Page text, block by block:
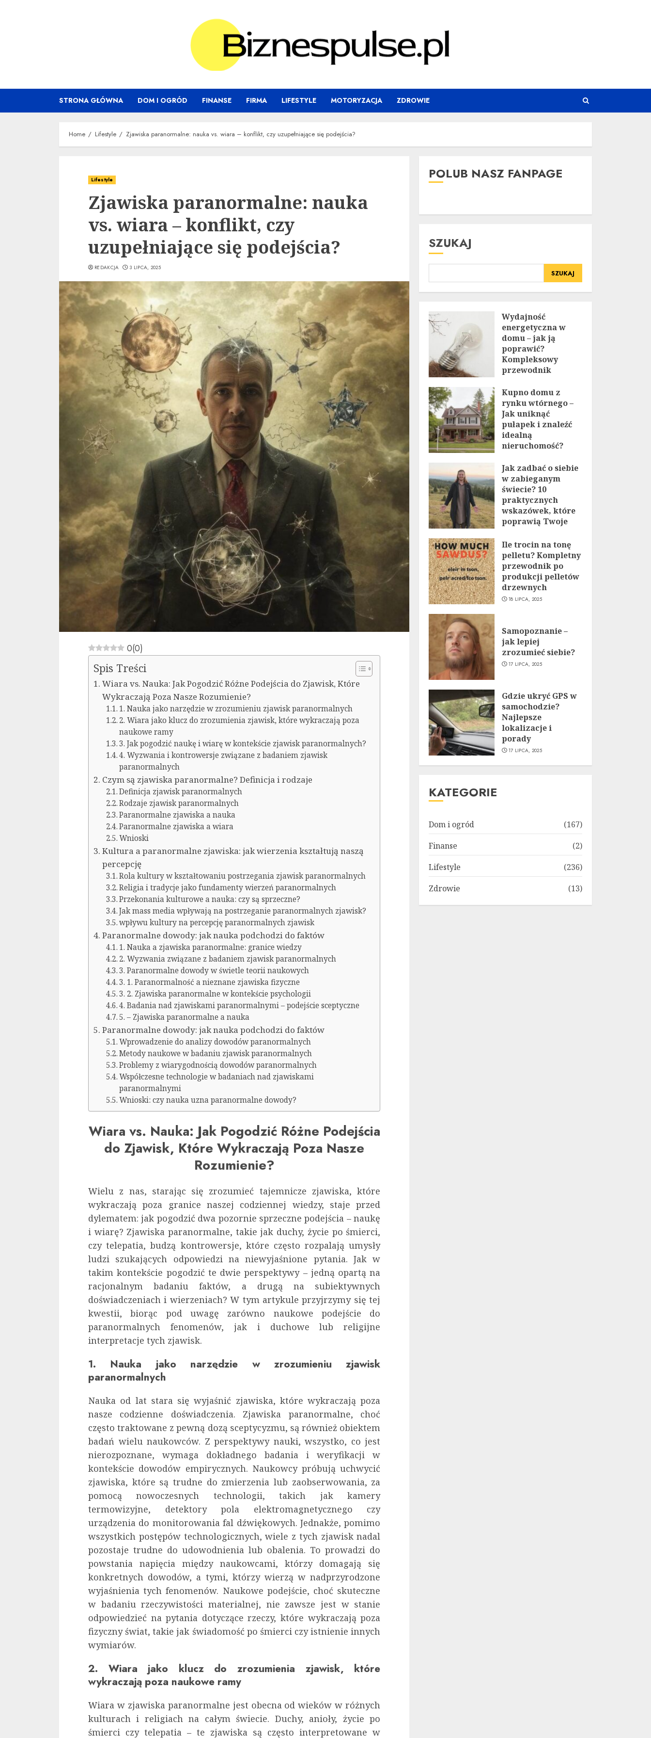
STRONA GŁÓWNA DOM I OGRÓD FINANSE FIRMA LIFESTYLE MOTORYZACJA ZDROWIE
Home Lifestyle Zjawiska paranormalne: nauka vs. wiara – konflikt, czy uzupełniające się podejścia?
Lifestyle
Zjawiska paranormalne: nauka
vs. wiara – konflikt, czy
uzupełniające się podejścia?
REDAKCJA 3 LIPCA, 2025
0(0)
Spis Treści
Wiara vs. Nauka: Jak Pogodzić Różne Podejścia do Zjawisk, Które
Wykraczają Poza Nasze Rozumienie?
1. Nauka jako narzędzie w zrozumieniu zjawisk paranormalnych
2. Wiara jako klucz do zrozumienia zjawisk, które wykraczają poza
naukowe ramy
3. Jak pogodzić naukę i wiarę w kontekście zjawisk paranormalnych?
4. Wyzwania i kontrowersje związane z badaniem zjawisk
paranormalnych
Czym są zjawiska paranormalne? Definicja i rodzaje
Definicja zjawisk paranormalnych
Rodzaje zjawisk paranormalnych
Paranormalne zjawiska a nauka
Paranormalne zjawiska a wiara
Wnioski
Kultura a paranormalne zjawiska: jak wierzenia kształtują naszą
percepcję
Rola kultury w kształtowaniu postrzegania zjawisk paranormalnych
Religia i tradycje jako fundamenty wierzeń paranormalnych
Przekonania kulturowe a nauka: czy są sprzeczne?
Jak mass media wpływają na postrzeganie paranormalnych zjawisk?
wpływu kultury na percepcję paranormalnych zjawisk
Paranormalne dowody: jak nauka podchodzi do faktów
1. Nauka a zjawiska paranormalne: granice wiedzy
2. Wyzwania związane z badaniem zjawisk paranormalnych
3. Paranormalne dowody w świetle teorii naukowych
3. 1. Paranormalność a nieznane zjawiska fizyczne
3. 2. Zjawiska paranormalne w kontekście psychologii
4. Badania nad zjawiskami paranormalnymi – podejście sceptyczne
5. – Zjawiska paranormalne a nauka
Paranormalne dowody: jak nauka podchodzi do faktów
Wprowadzenie do analizy dowodów paranormalnych
Metody naukowe w badaniu zjawisk paranormalnych
Problemy z wiarygodnością dowodów paranormalnych
Współczesne technologie w badaniach nad zjawiskami
paranormalnymi
Wnioski: czy nauka uzna paranormalne dowody?
Wiara vs. Nauka: Jak Pogodzić Różne Podejścia
do Zjawisk, Które Wykraczają Poza Nasze
Rozumienie?
Wielu z nas, starając się zrozumieć tajemnicze zjawiska, które
wykraczają poza granice naszej codziennej wiedzy, staje przed
dylematem: jak pogodzić dwa pozornie sprzeczne podejścia – naukę
i wiarę? Zjawiska paranormalne, takie jak duchy, życie po śmierci,
czy telepatia, budzą kontrowersje, które często rozpalają umysły
ludzi szukających odpowiedzi na niewyjaśnione pytania. Jak w
takim kontekście pogodzić te dwie perspektywy – jedną opartą na
racjonalnym badaniu faktów, a drugą na subiektywnych
doświadczeniach i wierzeniach? W tym artykule przyjrzymy się tej
kwestii, biorąc pod uwagę zarówno naukowe podejście do
paranormalnych fenomenów, jak i duchowe lub religijne
interpretacje tych zjawisk.
1. Nauka jako narzędzie w zrozumieniu zjawisk
paranormalnych
Nauka od lat stara się wyjaśnić zjawiska, które wykraczają poza
nasze codzienne doświadczenia. Zjawiska paranormalne, choć
często traktowane z pewną dozą sceptycyzmu, są również obiektem
badań wielu naukowców. Z perspektywy nauki, wszystko, co jest
nierozpoznane, wymaga dokładnego badania i weryfikacji w
kontekście dowodów empirycznych. Naukowcy próbują uchwycić
zjawiska, które są trudne do zmierzenia lub zaobserwowania, za
pomocą nowoczesnych technologii, takich jak kamery
termowizyjne, detektory pola elektromagnetycznego czy
urządzenia do monitorowania fal dźwiękowych. Jednakże, pomimo
wszystkich postępów technologicznych, wiele z tych zjawisk nadal
pozostaje trudne do udowodnienia lub obalenia. To prowadzi do
powstania napięcia między naukowcami, którzy domagają się
konkretnych dowodów, a tymi, którzy wierzą w nadprzyrodzone
wyjaśnienia tych fenomenów. Naukowe podejście, choć skuteczne
w badaniu rzeczywistości materialnej, nie zawsze jest w stanie
odpowiedzieć na pytania dotyczące rzeczy, które wykraczają poza
fizyczny świat, takie jak świadomość po śmierci czy istnienie innych
wymiarów.
2. Wiara jako klucz do zrozumienia zjawisk, które
wykraczają poza naukowe ramy
Wiara w zjawiska paranormalne jest obecna od wieków w różnych
kulturach i religiach na całym świecie. Duchy, anioły, życie po
śmierci czy telepatia – te zjawiska są często interpretowane w
POLUB NASZ FANPAGE
SZUKAJ
SZUKAJ
Wydajność
energetyczna w
domu – jak ją
poprawić?
Kompleksowy
przewodnik
Kupno domu z
rynku wtórnego –
Jak uniknąć
pułapek i znaleźć
idealną
nieruchomość?
Jak zadbać o siebie
w zabieganym
świecie? 10
praktycznych
wskazówek, które
poprawią Twoje
19 LIPCA, 2025
Ile trocin na tonę
pelletu? Kompletny
przewodnik po
produkcji pelletów
drzewnych
18 LIPCA, 2025
Samopoznanie –
jak lepiej
zrozumieć siebie?
17 LIPCA, 2025
Gdzie ukryć GPS w
samochodzie?
Najlepsze
lokalizacje i
porady
17 LIPCA, 2025
KATEGORIE
Dom i ogród
(167)
Finanse
(2)
Lifestyle
(236)
Zdrowie
(13)